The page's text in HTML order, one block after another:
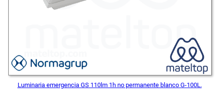
Luminaria emergencia GS 110lm 1h no permanente blanco G-100L.